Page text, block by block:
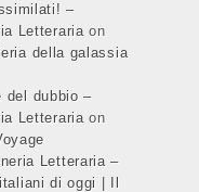
–
Letterariaon
della galassia
del dubbio –
Letterariaon
Letteraria –
di oggi | Il